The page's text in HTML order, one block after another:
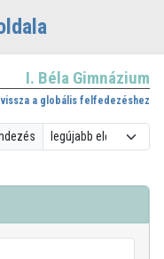
I. Béla Gimnázium
vissza a globális felfedezéshez